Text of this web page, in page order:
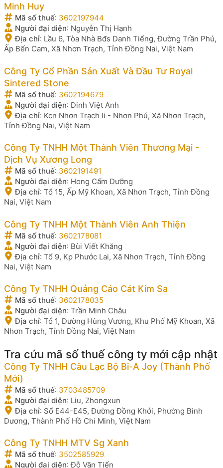
Minh Huy
Mã số thuế: 3602197944
Người đại diện: Nguyễn Thị Hạnh
Địa chỉ: Lầu 6, Tòa Nhà Bđs Danh Tiếng, Đường Trần Phú,
Ấp Bến Cam, Xã Nhơn Trạch, Tỉnh Đồng Nai, Việt Nam
Công Ty Cổ Phần Sản Xuất Và Đầu Tư Royal
Sintered Stone
Mã số thuế: 3602194679
Người đại diện:Đinh Việt Anh
Địa chỉ: Kcn Nhơn Trạch Ii - Nhơn Phú, Xã Nhơn Trạch,
Tỉnh Đồng Nai, Việt Nam
Công Ty TNHH Một Thành Viên Thương Mại -
Dịch Vụ Xương Long
Mã số thuế: 3602191491
Người đại diện: Hong Cấm Dưỡng
Địa chỉ: Tổ 15, Ấp Mỹ Khoan, Xã Nhơn Trạch, Tỉnh Đồng
Nai, Việt Nam
Công Ty TNHH Một Thành Viên Anh Thiện
Mã số thuế: 3602178081
Người đại diện: Bùi Viết Khăng
Địa chỉ: Tổ 9, Kp Phước Lai, Xã Nhơn Trạch, Tỉnh Đồng
Nai, Việt Nam
Công Ty TNHH Quảng Cáo Cát Kim Sa
Mã số thuế: 3602178035
Người đại diện: Trần Minh Châu
Địa chỉ: Tổ 1, Đường Hùng Vương, Khu Phố Mỹ Khoan, Xã
Nhơn Trạch, Tỉnh Đồng Nai, Việt Nam
Tra cứu mã số thuế công ty mới cập nhật
Công Ty TNHH Câu Lạc Bộ Bi-A Joy (Thành Phố
Mới)
Mã số thuế: 3703485709
Người đại diện: Liu, Zhongxun
Địa chỉ: Số E44-E45, Đường Đồng Khởi, Phường Bình
Dương, Thành Phố Hồ Chí Minh, Việt Nam
Công Ty TNHH MTV Sg Xanh
Mã số thuế: 3502585929
Người đại diện:Đỗ Văn Tiến